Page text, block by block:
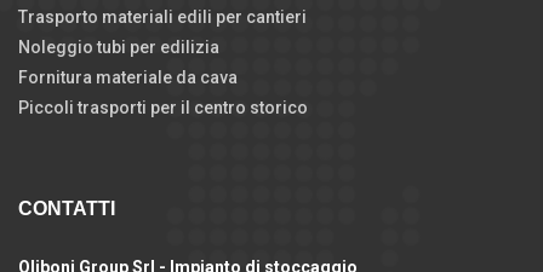
Trasporto materiali edili per cantieri
Noleggio tubi per edilizia
Fornitura materiale da cava
Piccoli trasporti per il centro storico
CONTATTI
Oliboni Group Srl - Impianto di stoccaggio